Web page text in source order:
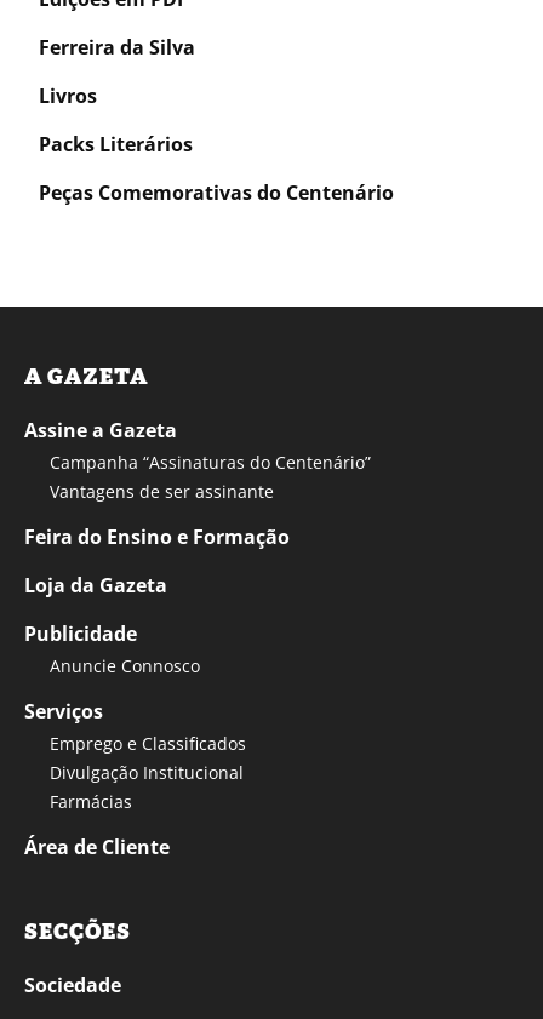
Ferreira da Silva
Livros
Packs Literários
Peças Comemorativas do Centenário
A GAZETA
Assine a Gazeta
Campanha “Assinaturas do Centenário”
Vantagens de ser assinante
Feira do Ensino e Formação
Loja da Gazeta
Publicidade
Anuncie Connosco
Serviços
Emprego e Classificados
Divulgação Institucional
Farmácias
Área de Cliente
SECÇÕES
Sociedade